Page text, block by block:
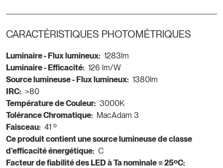
CARACTÉRISTIQUES PHOTOMÉTRIQUES
Luminaire - Flux lumineux: 1283lm
Luminaire - Efficacité: 126 lm/W
Source lumineuse - Flux lumineux: 1380lm
IRC: >80
Température de Couleur: 3000K
Tolérance Chromatique: MacAdam 3
Faisceau: 41 º
Ce produit contient une source lumineuse de classe
d'efficacité énergétique: C
Facteur de fiabilité des LED à Ta nominale = 25ºC: